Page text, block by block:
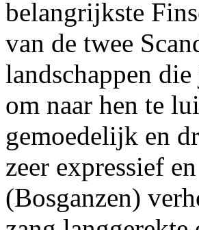
belangrijkste
van de twee
landschappen
om naar hen te
gemoedelijk en
zeer expressief
(Bosganzen)